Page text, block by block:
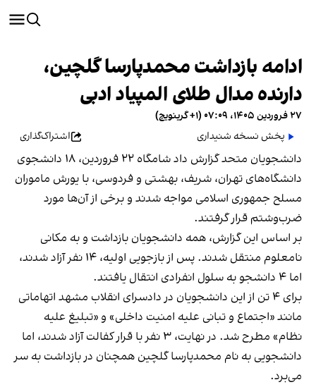
ادامه بازداشت محمدپارسا گلچین،
دارنده مدال طلای المپیاد ادبی
۲۷ فروردین ۱۴۰۵، ۰۷:۰۹ (‎+۱ گرینویچ)
پخش نسخه شنیداری
اشتراک‌گذاری
دانشجویان متحد گزارش داد شامگاه ۲۲ فروردین، ۱۸ دانشجوی
دانشگاه‌های تهران، شریف، بهشتی و فردوسی، با یورش ماموران
مسلح جمهوری اسلامی مواجه شدند و برخی از آن‌ها مورد
ضرب‌وشتم قرار گرفتند.
بر اساس این گزارش، همه دانشجویان بازداشت و به مکانی
نامعلوم منتقل شدند. پس از بازجویی اولیه، ۱۴ نفر آزاد شدند،
اما ۴ دانشجو به سلول انفرادی انتقال یافتند.
برای ۴ تن از این دانشجویان در دادسرای انقلاب مشهد اتهاماتی
مانند «اجتماع و تبانی علیه امنیت داخلی» و «تبلیغ علیه
نظام» مطرح شد. در نهایت، ۳ نفر با قرار کفالت آزاد شدند، اما
دانشجویی به نام محمدپارسا گلچین همچنان در بازداشت به‌ سر
می‌برد.